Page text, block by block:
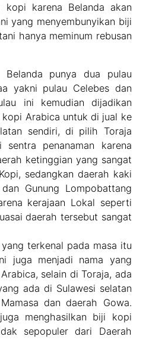
karena Belanda akan
yang menyembunyikan biji
hanya meminum rebusan
Belanda punya dua pulau
yakni pulau Celebes dan
ini kemudian dijadikan
Arabica untuk di jual ke
sendiri, di pilih Toraja
sentra penanaman karena
ketinggian yang sangat
sedangkan daerah kaki
Gunung Lompobattang
kerajaan Lokal seperti
daerah tersebut sangat
terkenal pada masa itu
juga menjadi nama yang
selain di Toraja, ada
ada di Sulawesi selatan
dan daerah Gowa.
menghasilkan biji kopi
sepopuler dari Daerah